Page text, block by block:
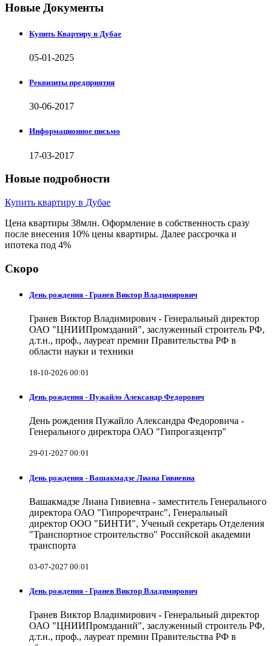
Новые Документы
Купить Квартиру в Дубае
05-01-2025
Реквизиты предприятия
30-06-2017
Информационное письмо
17-03-2017
Новые подробности
Купить квартиру в Дубае
Цена квартиры 38млн. Оформление в собственность сразу
после внесения 10% цены квартиры. Далее рассрочка и
ипотека под 4%
Скоро
День рождения - Гранев Виктор Владимирович
Гранев Виктор Владимирович - Генеральный директор
ОАО "ЦНИИПромзданий", заслуженный строитель РФ,
д.т.н., проф., лауреат премии Правительства РФ в
области науки и техники
18-10-2026 00:01
День рождения - Пужайло Александр Федорович
День рождения Пужайло Александра Федоровича -
Генерального директора ОАО "Гипрогазцентр"
29-01-2027 00:01
День рождения - Вашакмадзе Лиана Гивиевна
Вашакмадзе Лиана Гивиевна - заместитель Генерального
директора ОАО "Гипроречтранс", Генеральный
директор ООО "БИНТИ", Ученый секретарь Отделения
"Транспортное строительство" Российской академии
транспорта
03-07-2027 00:01
День рождения - Гранев Виктор Владимирович
Гранев Виктор Владимирович - Генеральный директор
ОАО "ЦНИИПромзданий", заслуженный строитель РФ,
д.т.н., проф., лауреат премии Правительства РФ в